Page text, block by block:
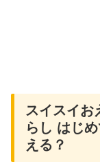
スイスイ
らし はじ
える？